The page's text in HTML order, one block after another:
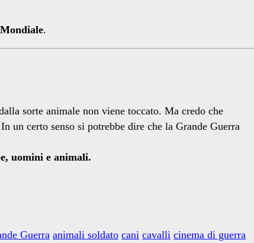
.
sorte animale non viene toccato. Ma credo che
certo senso si potrebbe dire che la Grande Guerra
uomini e animali.
Guerra animali soldato cani cavalli cinema di guerra